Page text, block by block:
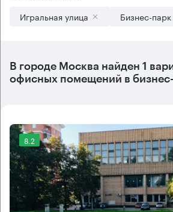
Игральная улица Бизнес-парк
В городе Москва найден 1
офисных помещений в
8.2